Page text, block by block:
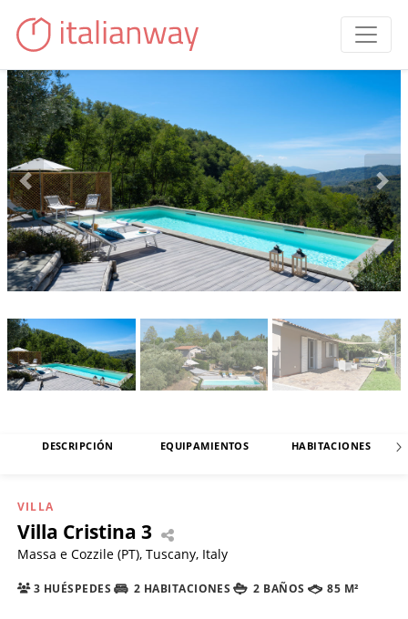
DESCRIPCIÓN EQUIPAMIENTOS HABITACIONES
VILLA
Villa Cristina 3
Massa e Cozzile (PT), Tuscany, Italy
3 HUÉSPEDES 2 HABITACIONES 2 BAÑOS 85 M²